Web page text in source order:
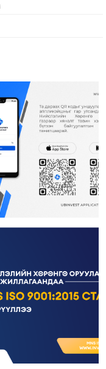
ажилд авна
авна
ажилтан ажилд авна
инженер ажилд авна
т гэрээт үйлчлэгч
ажилд авна